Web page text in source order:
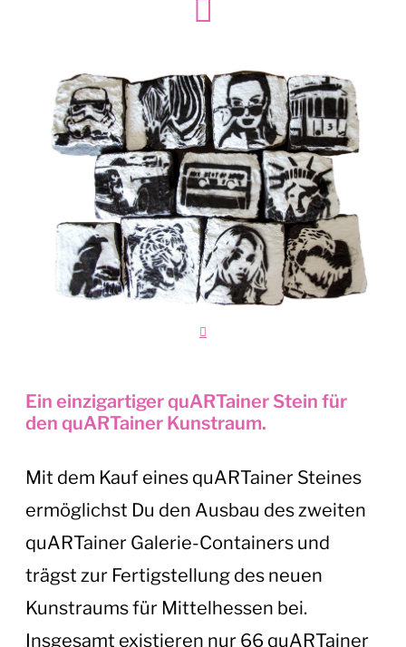
Ein einzigartiger quARTainer Stein für
den quARTainer Kunstraum.
Mit dem Kauf eines quARTainer Steines
ermöglichst Du den Ausbau des zweiten
quARTainer Galerie-Containers und
trägst zur Fertigstellung des neuen
Kunstraums für Mittelhessen bei.
Insgesamt existieren nur 66 quARTainer